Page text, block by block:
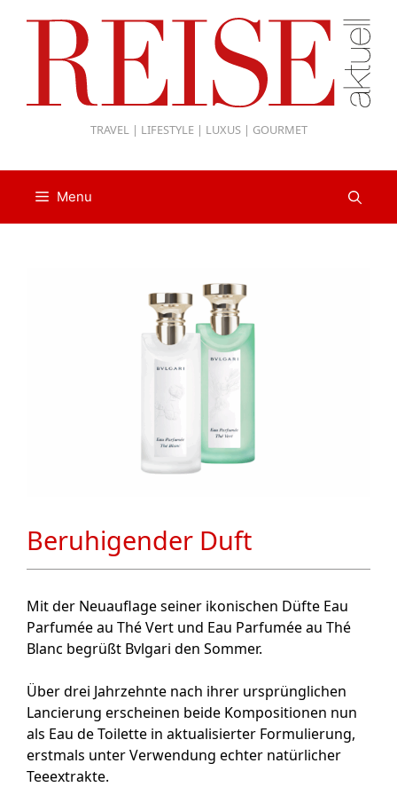
TRAVEL | LIFESTYLE | LUXUS | GOURMET
Menu
Beruhigender Duft
Mit der Neuauflage seiner ikonischen Düfte Eau
Parfumée au Thé Vert und Eau Parfumée au Thé
Blanc begrüßt Bvlgari den Sommer.
Über drei Jahrzehnte nach ihrer ursprünglichen
Lancierung erscheinen beide Kompositionen nun
als Eau de Toilette in aktualisierter Formulierung,
erstmals unter Verwendung echter natürlicher
Teeextrakte.